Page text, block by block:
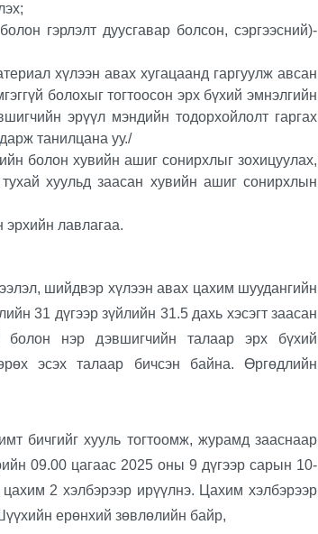
гэрлэлт дуусгавар болсон, сэргээсний)-
хүлээн авах хугацаанд гаргуулж авсан
болохыг тогтоосон эрх бүхий эмнэлгийн
эрүүл мэндийн тодорхойлолт гаргах
дарж танилцана уу./
болон хувийн ашиг сонирхлыг зохицуулах,
хуульд заасан хувийн ашиг сонирхлын
эрхийн лавлагаа.
шийдвэр хүлээн авах цахим шуудангийн
31 дүгээр зүйлийн 31.5 дахь хэсэгт заасан
нэр дэвшигчийн талаар эрх бүхий
эсэх талаар бичсэн байна. Өргөдлийн
бичгийг хууль тогтоомж, журамд зааснаар
09.00 цагаас 2025 оны 9 дүгээр сарын 10-
2 хэлбэрээр ирүүлнэ. Цахим хэлбэрээр
ерөнхий зөвлөлийн байр,